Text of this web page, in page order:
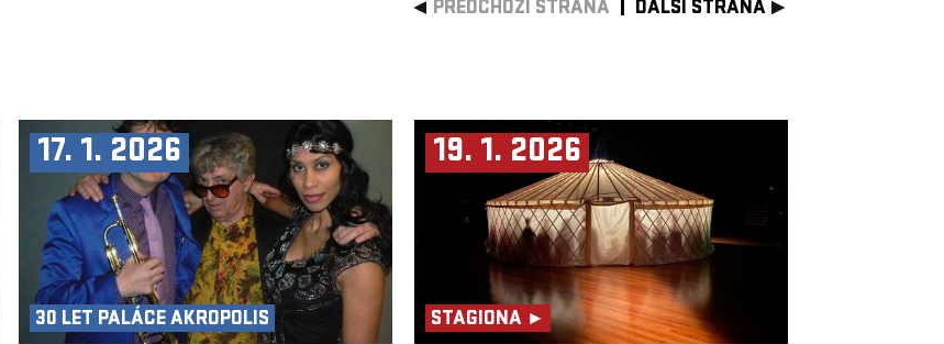
PŘEDCHOZÍ STRANA DALŠÍ STRANA
17. 1. 2026
30 LET PALÁCE AKROPOLIS
19. 1. 2026
STAGIONA ►